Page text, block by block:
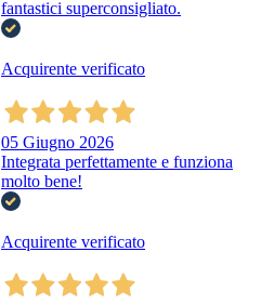
fantastici superconsigliato.
Acquirente verificato
05 Giugno 2026
Integrata perfettamente e funziona
molto bene!
Acquirente verificato